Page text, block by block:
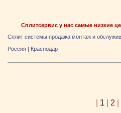
Сплитсервис у нас самые низкие
Сплит системы продажа монтаж и
Россия | Краснодар
1 2